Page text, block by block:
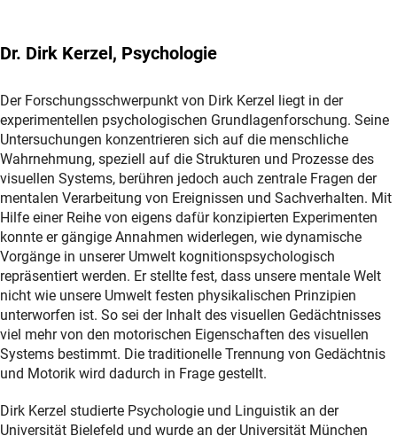
Dr. Dirk Kerzel, Psychologie
Der Forschungsschwerpunkt von Dirk Kerzel liegt in der
experimentellen psychologischen Grundlagenforschung. Seine
Untersuchungen konzentrieren sich auf die menschliche
Wahrnehmung, speziell auf die Strukturen und Prozesse des
visuellen Systems, berühren jedoch auch zentrale Fragen der
mentalen Verarbeitung von Ereignissen und Sachverhalten. Mit
Hilfe einer Reihe von eigens dafür konzipierten Experimenten
konnte er gängige Annahmen widerlegen, wie dynamische
Vorgänge in unserer Umwelt kognitionspsychologisch
repräsentiert werden. Er stellte fest, dass unsere mentale Welt
nicht wie unsere Umwelt festen physikalischen Prinzipien
unterworfen ist. So sei der Inhalt des visuellen Gedächtnisses
viel mehr von den motorischen Eigenschaften des visuellen
Systems bestimmt. Die traditionelle Trennung von Gedächtnis
und Motorik wird dadurch in Frage gestellt.
Dirk Kerzel studierte Psychologie und Linguistik an der
Universität Bielefeld und wurde an der Universität München